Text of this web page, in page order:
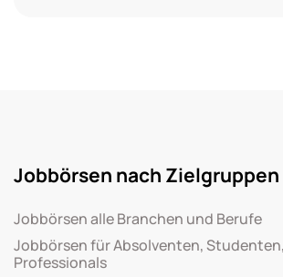
Jobbörsen nach Zielgruppen
Jobbörsen alle Branchen und Berufe
Jobbörsen für Absolventen,
Professionals